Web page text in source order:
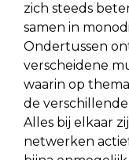
zich steeds
samen in
Ondertussen
verscheidene
waarin op
de
Alles bij elkaar
netwerken